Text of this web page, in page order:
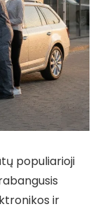
populiarioji
ir